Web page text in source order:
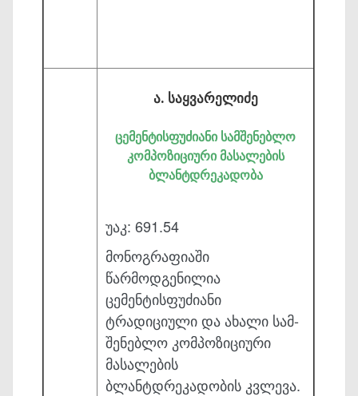
ა. საყვარელიძე
ცემენტისფუძიანი სამშენებლო
კომპოზიციური მასალების
ბლანტდრეკადობა
უაკ: 691.54
მონოგრაფიაში
წარმოდგენილია
ცემენტისფუძიანი
ტრადიციული და ახალი სამ­
შენებლო კომპოზიციური
მასალების
ბლანტდრეკადობის კვლევა.